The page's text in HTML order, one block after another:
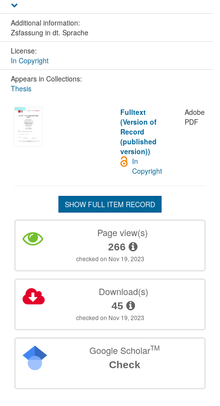
Additional information:
Zsfassung in dt. Sprache
License:
In Copyright
Appears in Collections:
Thesis
Fulltext
(Version of
Record
(published
version))
Adobe
PDF
In
Copyright
SHOW FULL ITEM RECORD
Page view(s)
266
checked on Nov 19, 2023
Download(s)
45
checked on Nov 19, 2023
Google ScholarTM
Check